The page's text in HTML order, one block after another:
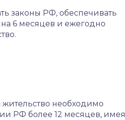
законы РФ, обеспечивать
6 месяцев и ежегодно
необходимо
РФ более 12 месяцев, имея